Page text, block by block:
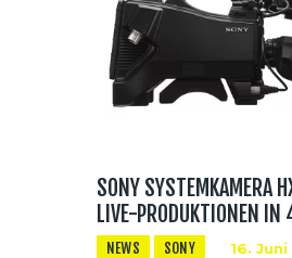
SONY SYSTEMKAMERA
LIVE-PRODUKTIONEN IN
NEWS SONY 16.